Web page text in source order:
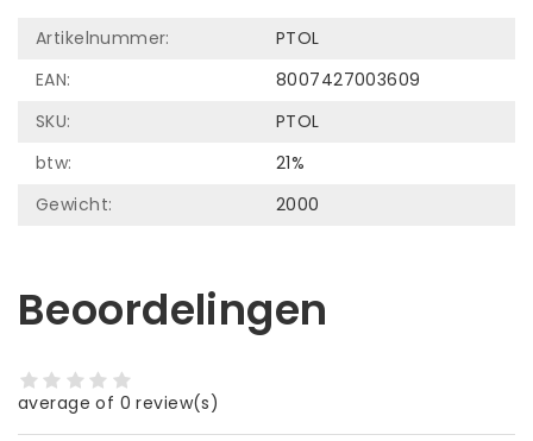
Artikelnummer:
PTOL
EAN:
8007427003609
SKU:
PTOL
btw:
21%
Gewicht:
2000
Beoordelingen
average of 0 review(s)